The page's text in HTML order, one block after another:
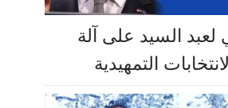
لعبد السيد على آلة
التمهيدية